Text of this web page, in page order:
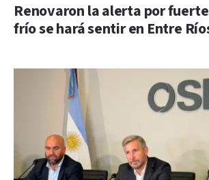
Renovaron la alerta por
frío se hará sentir en Entre